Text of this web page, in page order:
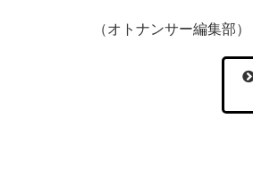
（オトナンサー編集部）